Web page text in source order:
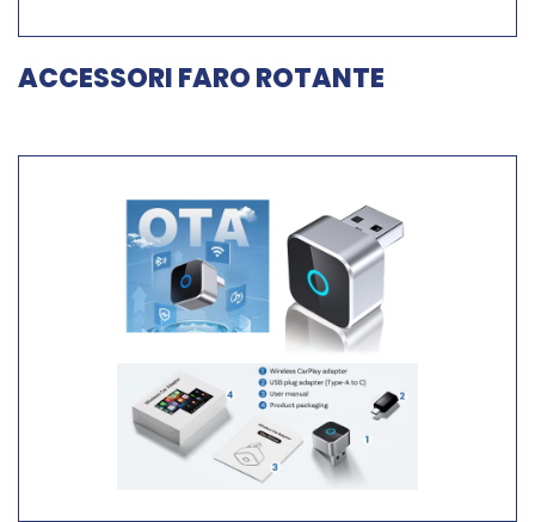
ACCESSORI FARO ROTANTE